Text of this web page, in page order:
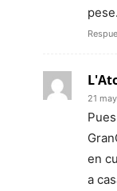
pese.
21
en
a